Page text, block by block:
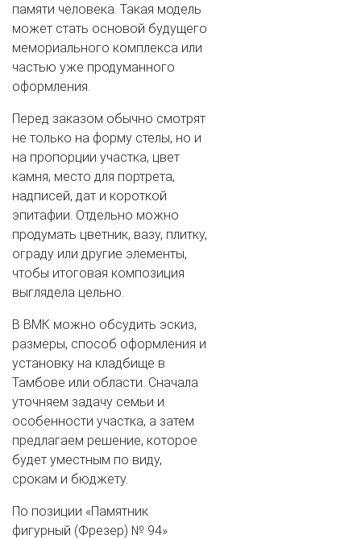
памяти человека. Такая модель
может стать основой будущего
мемориального комплекса или
частью уже продуманного
оформления.
Перед заказом обычно смотрят
не только на форму стелы, но и
на пропорции участка, цвет
камня, место для портрета,
надписей, дат и короткой
эпитафии. Отдельно можно
продумать цветник, вазу, плитку,
ограду или другие элементы,
чтобы итоговая композиция
выглядела цельно.
В ВМК можно обсудить эскиз,
размеры, способ оформления и
установку на кладбище в
Тамбове или области. Сначала
уточняем задачу семьи и
особенности участка, а затем
предлагаем решение, которое
будет уместным по виду,
срокам и бюджету.
По позиции «Памятник
фигурный (Фрезер) № 94»